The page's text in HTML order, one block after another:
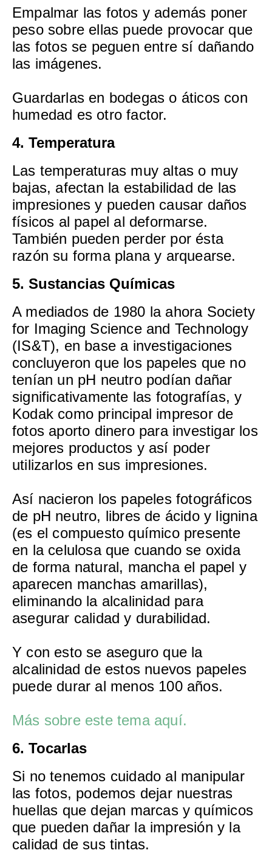
Empalmar las fotos y además poner
peso sobre ellas puede provocar que
las fotos se peguen entre sí dañando
las imágenes.
Guardarlas en bodegas o áticos con
humedad es otro factor.
4. Temperatura
Las temperaturas muy altas o muy
bajas, afectan la estabilidad de las
impresiones y pueden causar daños
físicos al papel al deformarse.
También pueden perder por ésta
razón su forma plana y arquearse.
5. Sustancias Químicas
A mediados de 1980 la ahora Society
for Imaging Science and Technology
(IS&T), en base a investigaciones
concluyeron que los papeles que no
tenían un pH neutro podían dañar
significativamente las fotografías, y
Kodak como principal impresor de
fotos aporto dinero para investigar los
mejores productos y así poder
utilizarlos en sus impresiones.
Así nacieron los papeles fotográficos
de pH neutro, libres de ácido y lignina
(es el compuesto químico presente
en la celulosa que cuando se oxida
de forma natural, mancha el papel y
aparecen manchas amarillas),
eliminando la alcalinidad para
asegurar calidad y durabilidad.
Y con esto se aseguro que la
alcalinidad de estos nuevos papeles
puede durar al menos 100 años.
Más sobre este tema aquí.
6. Tocarlas
Si no tenemos cuidado al manipular
las fotos, podemos dejar nuestras
huellas que dejan marcas y químicos
que pueden dañar la impresión y la
calidad de sus tintas.